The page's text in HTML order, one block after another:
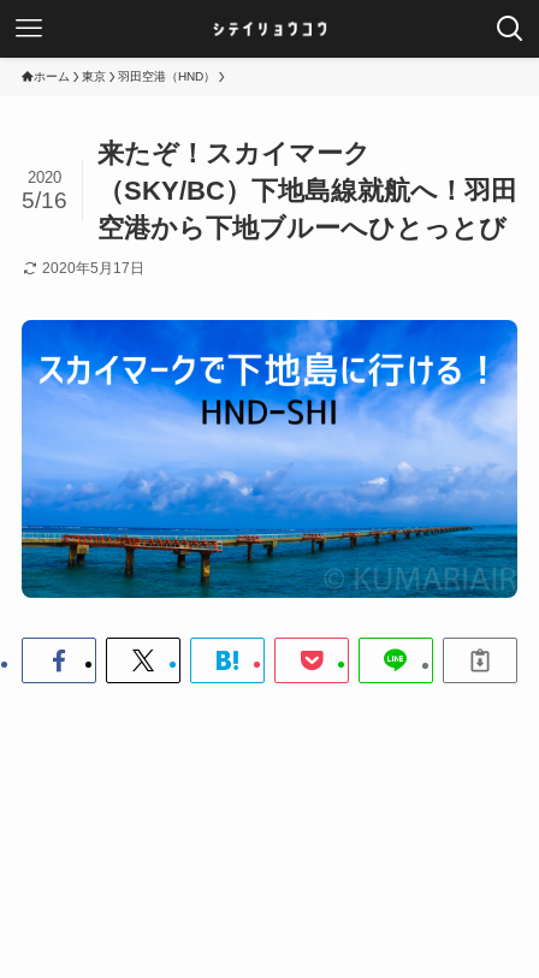
ホーム 東京 羽田空港（HND）
来たぞ！スカイマーク
（SKY/BC）下地島線就航へ！羽田
空港から下地ブルーへひとっとび
2020
5/16
2020年5月17日